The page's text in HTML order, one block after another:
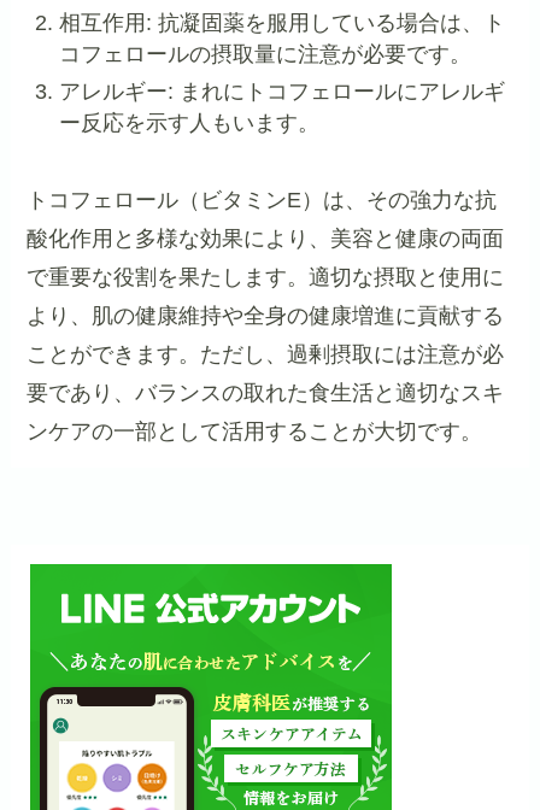
相互作用: 抗凝固薬を服用している場合は、ト
コフェロールの摂取量に注意が必要です。
アレルギー: まれにトコフェロールにアレルギ
ー反応を示す人もいます。
トコフェロール（ビタミンE）は、その強力な抗
酸化作用と多様な効果により、美容と健康の両面
で重要な役割を果たします。適切な摂取と使用に
より、肌の健康維持や全身の健康増進に貢献する
ことができます。ただし、過剰摂取には注意が必
要であり、バランスの取れた食生活と適切なスキ
ンケアの一部として活用することが大切です。